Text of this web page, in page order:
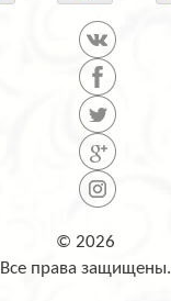
© 2026
Все права защищены.